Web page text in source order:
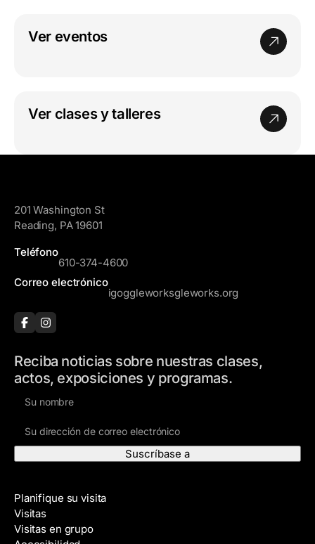
Ver eventos
Ver clases y talleres
201 Washington St
Reading, PA 19601
Teléfono
610-374-4600
Correo electrónico
igoggleworksgleworks.org
Reciba noticias sobre nuestras clases,
actos, exposiciones y programas.
c
i
ó
Planifique su visita
Visitas
Visitas en grupo